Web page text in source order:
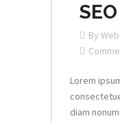
By
Lorem
diam